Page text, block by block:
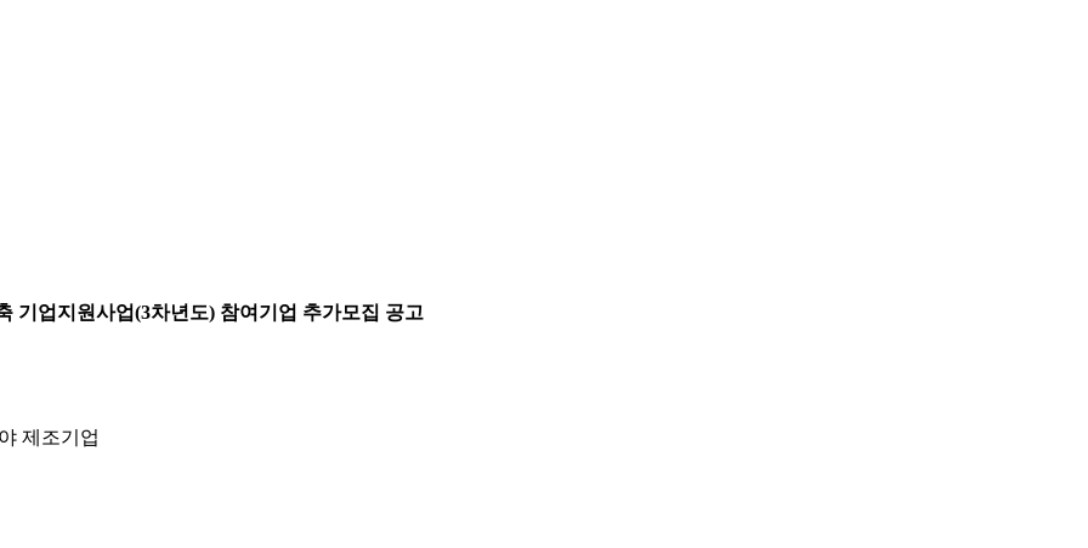
기업지원사업(3차년도) 참여기업 추가모집 공고
제조기업